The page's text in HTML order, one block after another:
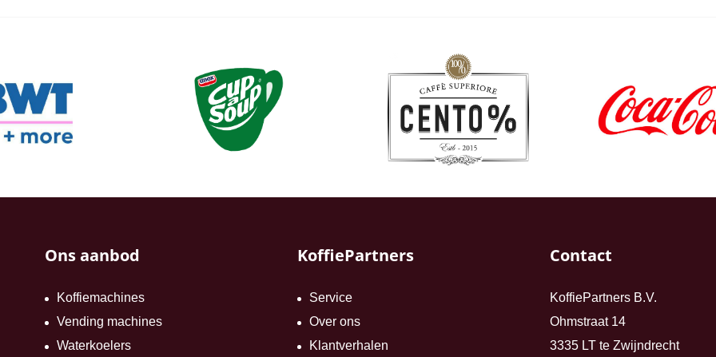
Ons aanbod
Koffiemachines
Vending machines
Waterkoelers
KoffiePartners
Service
Over ons
Klantverhalen
Contact
KoffiePartners B.V.
Ohmstraat 14
3335 LT te Zwijndrecht